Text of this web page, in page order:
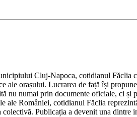
Cluj-Napoca, cotidianul
orașului. Lucrarea de față își
numai prin documente oficiale, ci și
României, cotidianul Făclia
Publicația a devenit una